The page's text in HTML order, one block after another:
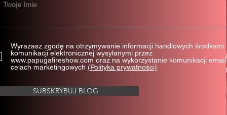
Twoje Imie
Wyrażasz zgodę na otrzymywanie informacji handlowych środkami
komunikacji elektronicznej wysyłanymi przez
www.papugafireshow.com oraz na wykorzystanie komunikacji email
celach marketingowych (Polityka prywatności)
SUBSKRYBUJ BLOG